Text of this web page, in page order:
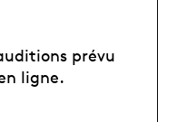
prévu
ligne.